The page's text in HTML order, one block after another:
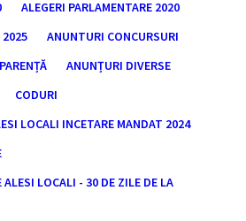
ALEGERI PARLAMENTARE 2020
2025
ANUNTURI CONCURSURI
ANUNȚURI DIVERSE
CODURI
LOCALI INCETARE MANDAT 2024
ALESI LOCALI - 30 DE ZILE DE LA